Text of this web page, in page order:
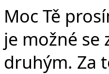
Moc Tě
je možné se
druhým. Za